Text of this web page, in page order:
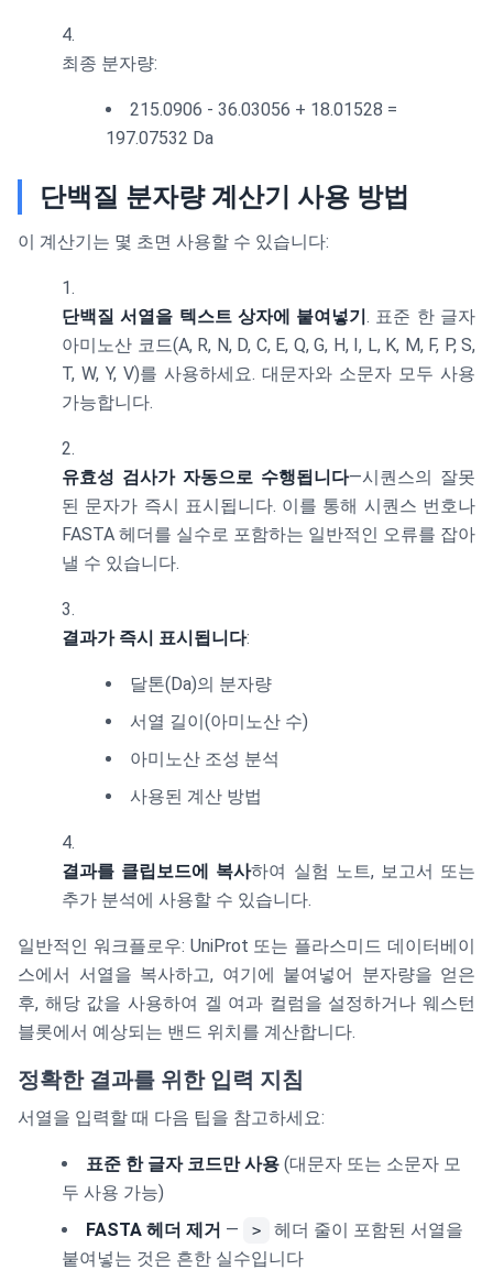
최종 분자량:
215.0906 - 36.03056 + 18.01528 =
197.07532 Da
단백질 분자량 계산기 사용 방법
이 계산기는 몇 초면 사용할 수 있습니다:
단백질 서열을 텍스트 상자에 붙여넣기. 표준 한 글자
아미노산 코드(A, R, N, D, C, E, Q, G, H, I, L, K, M, F, P, S,
T, W, Y, V)를 사용하세요. 대문자와 소문자 모두 사용
가능합니다.
유효성 검사가 자동으로 수행됩니다—시퀀스의 잘못
된 문자가 즉시 표시됩니다. 이를 통해 시퀀스 번호나
FASTA 헤더를 실수로 포함하는 일반적인 오류를 잡아
낼 수 있습니다.
결과가 즉시 표시됩니다:
달톤(Da)의 분자량
서열 길이(아미노산 수)
아미노산 조성 분석
사용된 계산 방법
결과를 클립보드에 복사하여 실험 노트, 보고서 또는
추가 분석에 사용할 수 있습니다.
일반적인 워크플로우: UniProt 또는 플라스미드 데이터베이
스에서 서열을 복사하고, 여기에 붙여넣어 분자량을 얻은
후, 해당 값을 사용하여 겔 여과 컬럼을 설정하거나 웨스턴
블롯에서 예상되는 밴드 위치를 계산합니다.
정확한 결과를 위한 입력 지침
서열을 입력할 때 다음 팁을 참고하세요:
표준 한 글자 코드만 사용 (대문자 또는 소문자 모
두 사용 가능)
FASTA 헤더 제거 — >
헤더 줄이 포함된 서열을
붙여넣는 것은 흔한 실수입니다